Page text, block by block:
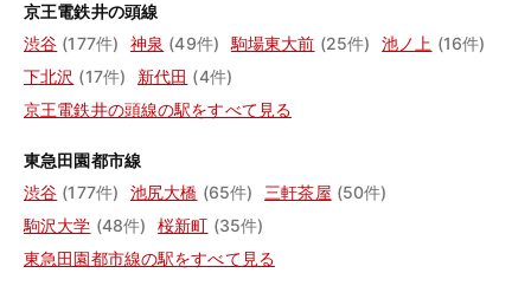
京王電鉄井の頭線
渋谷 (177件) 神泉 (49件) 駒場東大前 (25件) 池ノ上 (16件)
下北沢 (17件) 新代田 (4件)
京王電鉄井の頭線の駅をすべて見る
東急田園都市線
渋谷 (177件) 池尻大橋 (65件) 三軒茶屋 (50件)
駒沢大学 (48件) 桜新町 (35件)
東急田園都市線の駅をすべて見る